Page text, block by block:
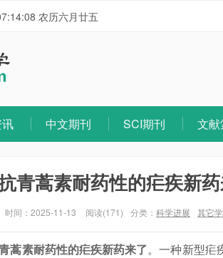
农历六月廿五
中文期刊 SCI期刊 文献
青蒿素耐药性的疟疾新
时间：2025-11-13 阅读(171) 分类： 科学进展 其它
蒿素耐药性的疟疾新药来了。一种新型疟